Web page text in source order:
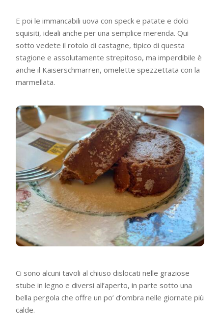
E poi le immancabili uova con speck e patate e dolci
squisiti, ideali anche per una semplice merenda. Qui
sotto vedete il rotolo di castagne, tipico di questa
stagione e assolutamente strepitoso, ma imperdibile è
anche il Kaiserschmarren, omelette spezzettata con la
marmellata.
Ci sono alcuni tavoli al chiuso dislocati nelle graziose
stube in legno e diversi all’aperto, in parte sotto una
bella pergola che offre un po’ d’ombra nelle giornate più
calde.